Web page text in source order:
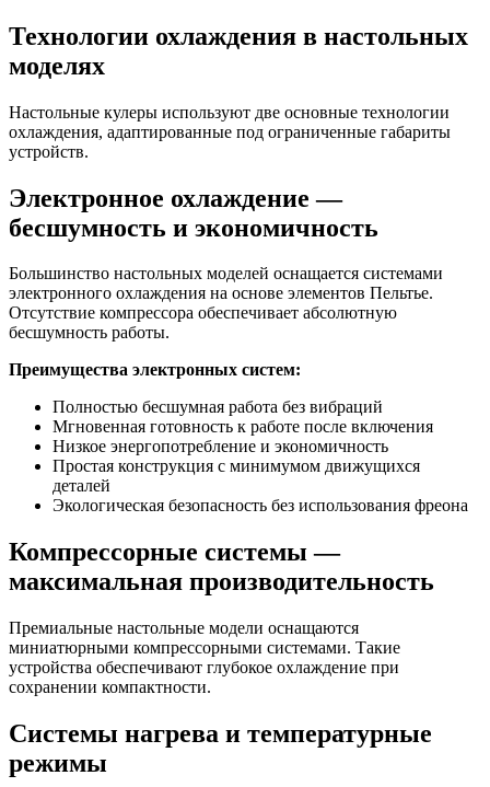
Технологии охлаждения в настольных
моделях
Настольные кулеры используют две основные технологии
охлаждения, адаптированные под ограниченные габариты
устройств.
Электронное охлаждение —
бесшумность и экономичность
Большинство настольных моделей оснащается системами
электронного охлаждения на основе элементов Пельтье.
Отсутствие компрессора обеспечивает абсолютную
бесшумность работы.
Преимущества электронных систем:
Полностью бесшумная работа без вибраций
Мгновенная готовность к работе после включения
Низкое энергопотребление и экономичность
Простая конструкция с минимумом движущихся
деталей
Экологическая безопасность без использования фреона
Компрессорные системы —
максимальная производительность
Премиальные настольные модели оснащаются
миниатюрными компрессорными системами. Такие
устройства обеспечивают глубокое охлаждение при
сохранении компактности.
Системы нагрева и температурные
режимы